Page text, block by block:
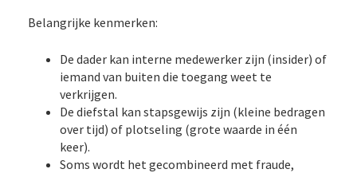
Belangrijke kenmerken:
De dader kan interne medewerker zijn (insider) of
iemand van buiten die toegang weet te
verkrijgen.
De diefstal kan stapsgewijs zijn (kleine bedragen
over tijd) of plotseling (grote waarde in één
keer).
Soms wordt het gecombineerd met fraude,